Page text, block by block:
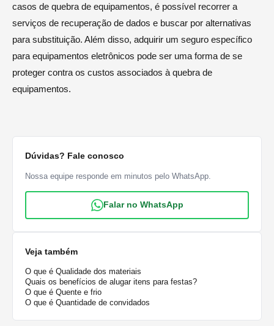
casos de quebra de equipamentos, é possível recorrer a
serviços de recuperação de dados e buscar por alternativas
para substituição. Além disso, adquirir um seguro específico
para equipamentos eletrônicos pode ser uma forma de se
proteger contra os custos associados à quebra de
equipamentos.
Dúvidas? Fale conosco
Nossa equipe responde em minutos pelo WhatsApp.
Falar no WhatsApp
Veja também
O que é Qualidade dos materiais
Quais os benefícios de alugar itens para festas?
O que é Quente e frio
O que é Quantidade de convidados